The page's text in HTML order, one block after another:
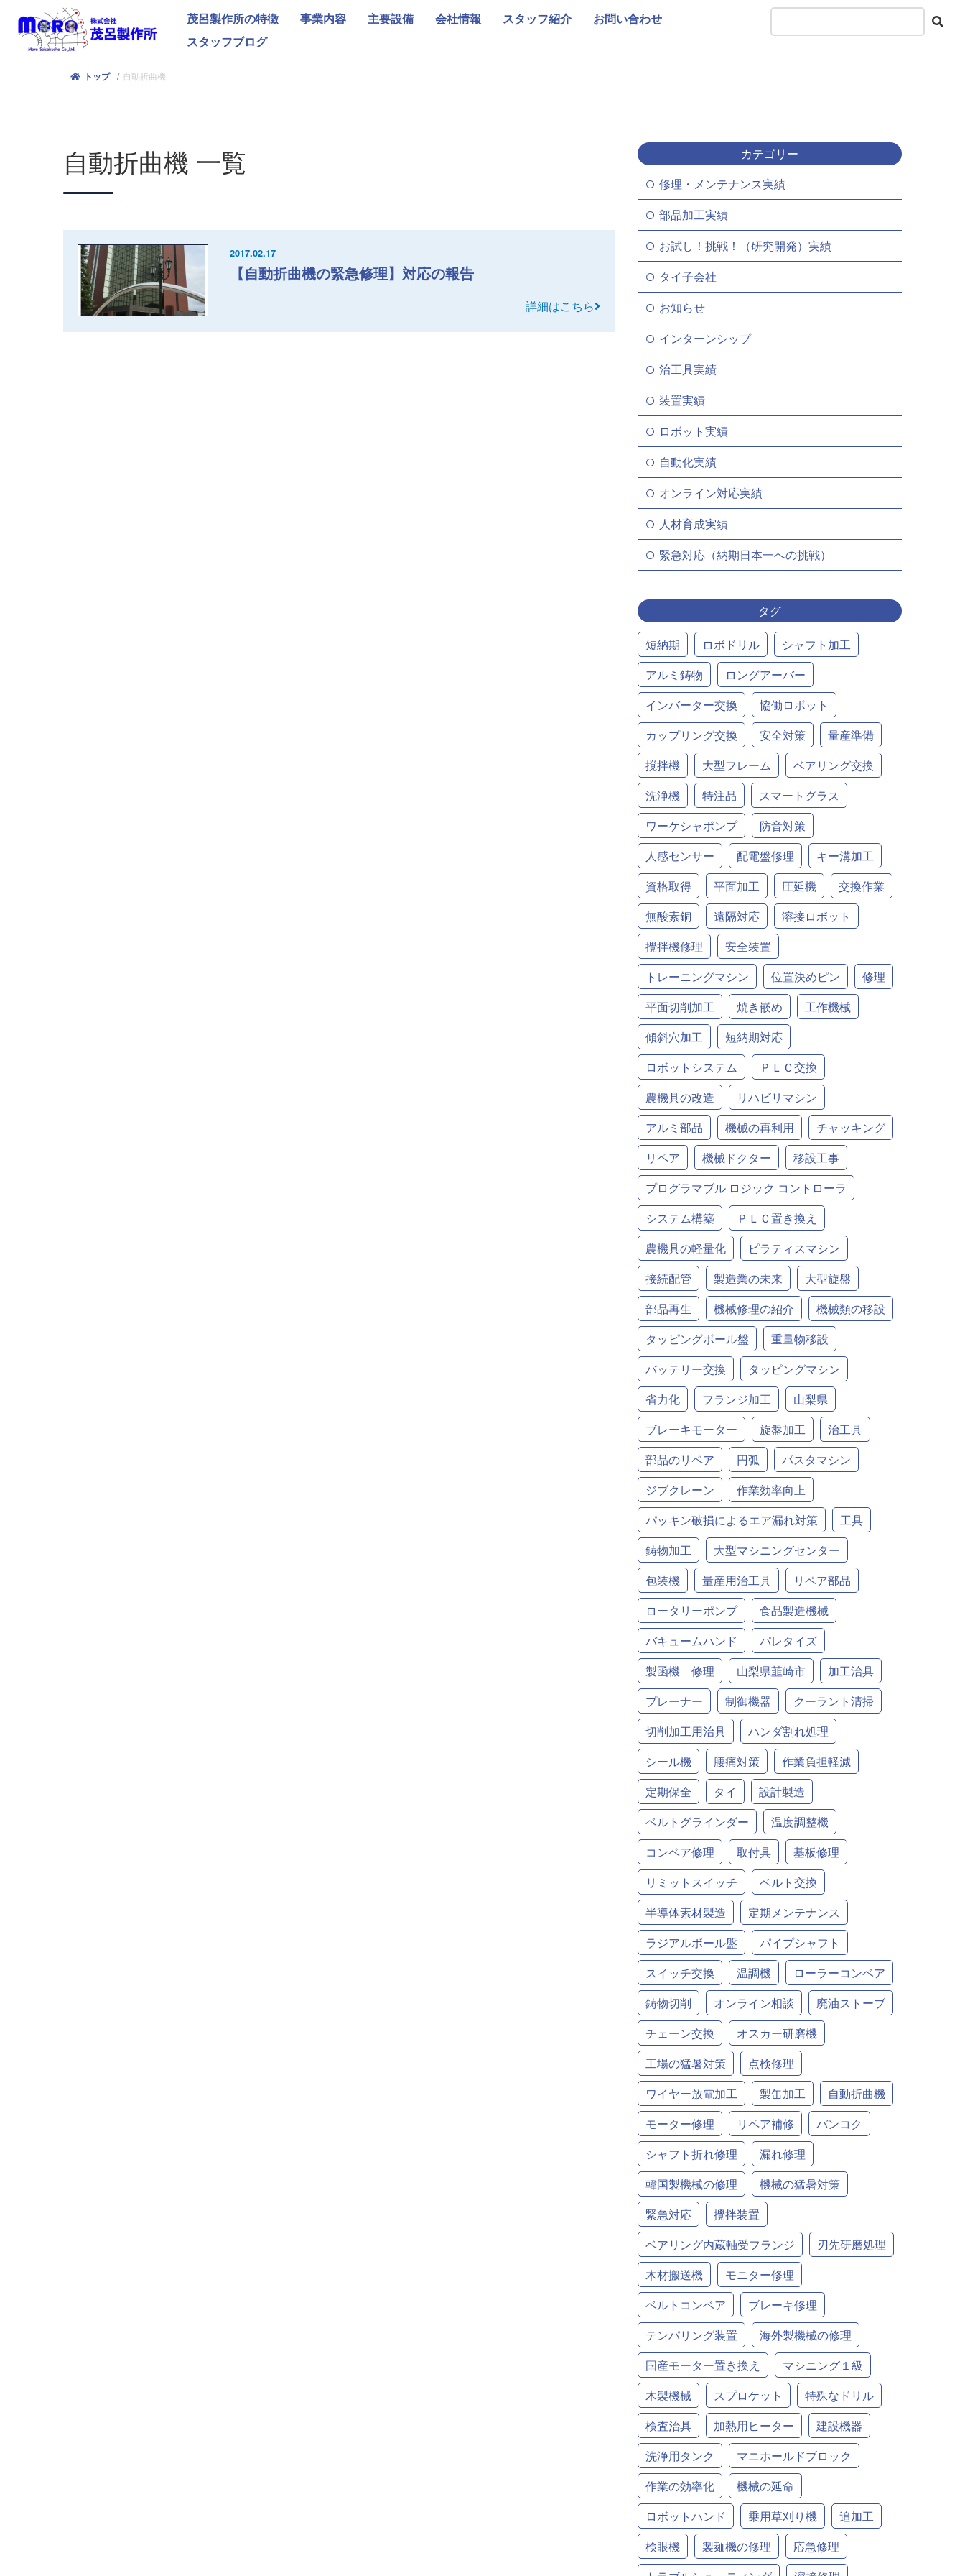
茂呂製作所の特徴 事業内容 主要設備 会社情報 スタッフ紹介
お問い合わせ
スタッフブログ
トップ 自動折曲機
自動折曲機 一覧
2017.02.17
【自動折曲機の緊急修理】対応の報告
詳細はこちら
カテゴリー
修理・メンテナンス実績
部品加工実績
お試し！挑戦！（研究開発）実績
タイ子会社
お知らせ
インターンシップ
治工具実績
装置実績
ロボット実績
自動化実績
オンライン対応実績
人材育成実績
緊急対応（納期日本一への挑戦）
タグ
短納期 ロボドリル
シャフト加工
アルミ鋳物
ロングアーバー
インバーター交換
協働ロボット
カップリング交換
安全対策
量産準備
撹拌機
大型フレーム
ベアリング交換
洗浄機
特注品
スマートグラス
ワーケシャポンプ
防音対策
人感センサー
配電盤修理
キー溝加工
資格取得
平面加工 圧延機
交換作業
無酸素銅
遠隔対応
溶接ロボット
攪拌機修理
安全装置
トレーニングマシン
位置決めピン
修理
平面切削加工
焼き嵌め
工作機械
傾斜穴加工
短納期対応
ロボットシステム
ＰＬＣ交換
農機具の改造
リハビリマシン
アルミ部品
機械の再利用
チャッキング
リペア
機械ドクター
移設工事
プログラマブル ロジック コントローラ
システム構築
ＰＬＣ置き換え
農機具の軽量化
ピラティスマシン
接続配管
製造業の未来
大型旋盤
部品再生
機械修理の紹介
機械類の移設
タッピングボール盤
重量物移設
バッテリー交換
タッピングマシン
省力化
フランジ加工
山梨県
ブレーキモーター
旋盤加工
治工具
部品のリペア
円弧
パスタマシン
ジブクレーン
作業効率向上
パッキン破損によるエア漏れ対策
工具
鋳物加工
大型マシニングセンター
包装機
量産用治工具
リペア部品
ロータリーポンプ
食品製造機械
バキュームハンド
パレタイズ
製函機 修理
山梨県韮崎市
加工治具
プレーナー
制御機器
クーラント清掃
切削加工用治具
ハンダ割れ処理
シール機
腰痛対策
作業負担軽減
定期保全
タイ
設計製造
ベルトグラインダー
温度調整機
コンベア修理
取付具
基板修理
リミットスイッチ
ベルト交換
半導体素材製造
定期メンテナンス
ラジアルボール盤
パイプシャフト
スイッチ交換
温調機
ローラーコンベア
鋳物切削
オンライン相談
廃油ストーブ
チェーン交換
オスカー研磨機
工場の猛暑対策
点検修理
ワイヤー放電加工
製缶加工
自動折曲機
モーター修理
リペア補修
バンコク
シャフト折れ修理
漏れ修理
韓国製機械の修理
機械の猛暑対策
緊急対応
攪拌装置
ベアリング内蔵軸受フランジ
刃先研磨処理
木材搬送機
モニター修理
ベルトコンベア
ブレーキ修理
テンパリング装置
海外製機械の修理
国産モーター置き換え
マシニング１級
木製機械
スプロケット
特殊なドリル
検査治具
加熱用ヒーター
建設機器
洗浄用タンク
マニホールドブロック
作業の効率化
機械の延命
ロボットハンド
乗用草刈り機
追加工
検眼機
製麺機の修理
応急修理